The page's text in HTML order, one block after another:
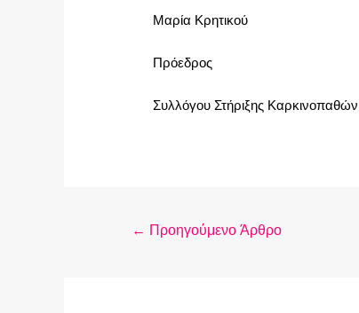
Μαρία Κρητικού
Πρόεδρος
Συλλόγου Στήριξης
← Προηγούμενο Άρθρο